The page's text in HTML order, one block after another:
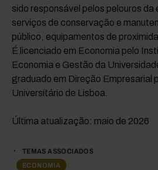
sido responsável pelos pelouros da
serviços de conservação e
público, equipamentos de
É licenciado em Economia pelo
Economia e Gestão da
graduado em Direção Empresarial
Universitário de Lisboa.
Última atualização: maio de 2026
TEMAS ASSOCIADOS
ECONOMIA